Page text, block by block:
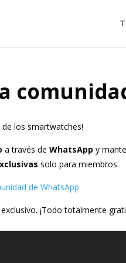
los smartwatches!
a través deWhatsApp y
solo para miembros.
de WhatsApp
¡Todo totalmente